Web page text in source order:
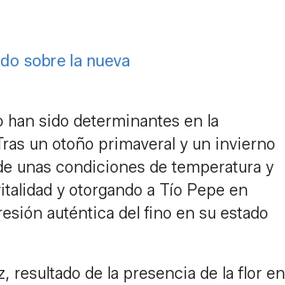
sobre la nueva
sido determinantes en la
un otoño primaveral y un invierno
unas condiciones de temperatura y
y otorgando a Tío Pepe en
auténtica del fino en su estado
resultado de la presencia de la flor en